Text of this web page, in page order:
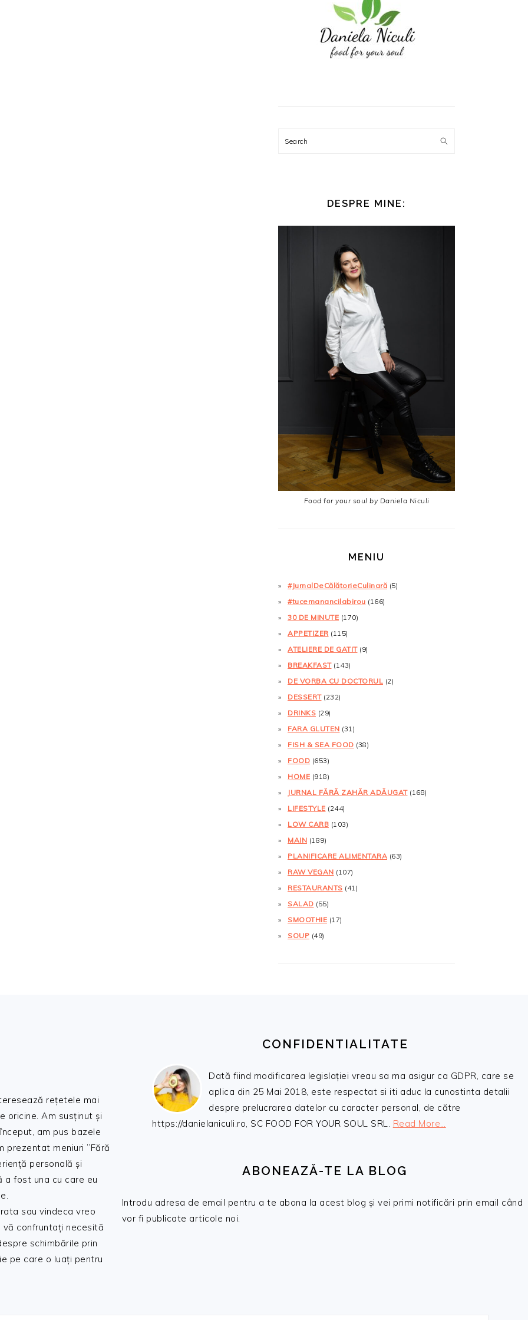
Search
DESPRE MINE:
Food for your soul by Daniela Niculi
MENIU
#JurnalDeCălătorieCulinară (5)
#tucemanancilabirou (166)
30 DE MINUTE (170)
APPETIZER (115)
ATELIERE DE GATIT(9)
BREAKFAST(143)
DE VORBA CU DOCTORUL (2)
DESSERT(232)
DRINKS (29)
FARA GLUTEN (31)
FISH & SEA FOOD (38)
FOOD (653)
HOME (918)
JURNAL FĂRĂ ZAHĂR ADĂUGAT(168)
LIFESTYLE (244)
LOW CARB (103)
MAIN (189)
PLANIFICARE ALIMENTARA (63)
RAW VEGAN (107)
RESTAURANTS (41)
SALAD (55)
SMOOTHIE (17)
SOUP (49)
rețetele mai
oricine. Am susținut și
am pus bazele
prezentat meniuri ”Fără
personală și
a fost una cu care eu
sau vindeca vreo
confruntați necesită
schimbările prin
pe care o luați pentru
CONFIDENTIALITATE
Dată fiind modificarea legislației vreau sa ma asigur ca GDPR, care se
aplica din 25 Mai 2018, este respectat si iti aduc la cunostinta detalii
despre prelucrarea datelor cu caracter personal, de către
https://danielaniculi.ro, SC FOOD FOR YOUR SOUL SRL. Read More…
ABONEAZĂ-TE LA BLOG
Introdu adresa de email pentru a te abona la acest blog și vei primi notificări prin email când
vor fi publicate articole noi.